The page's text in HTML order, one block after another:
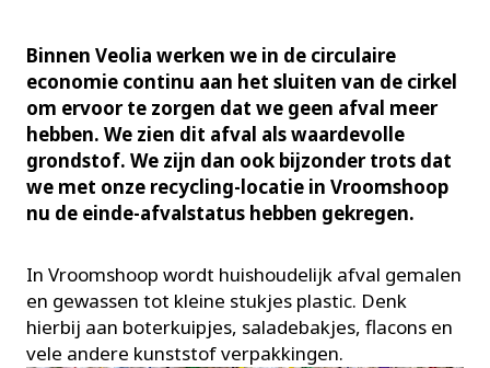
Binnen Veolia werken we in de circulaire
economie continu aan het sluiten van de cirkel
om ervoor te zorgen dat we geen afval meer
hebben. We zien dit afval als waardevolle
grondstof. We zijn dan ook bijzonder trots dat
we met onze recycling-locatie in Vroomshoop
nu de einde-afvalstatus hebben gekregen.
In Vroomshoop wordt huishoudelijk afval gemalen
en gewassen tot kleine stukjes plastic. Denk
hierbij aan boterkuipjes, saladebakjes, flacons en
vele andere kunststof verpakkingen.